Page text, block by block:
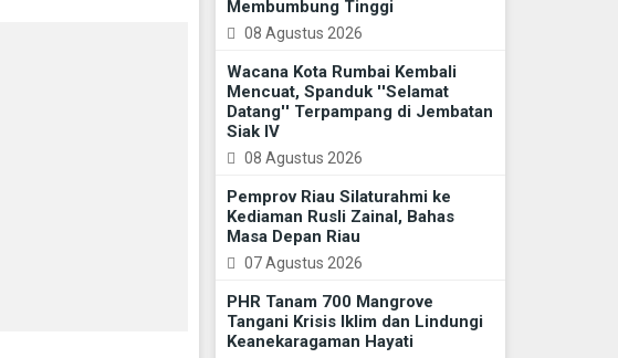
Membumbung Tinggi
08 Agustus 2026
Wacana Kota Rumbai Kembali
Mencuat, Spanduk ''Selamat
Datang'' Terpampang di Jembatan
Siak IV
08 Agustus 2026
Pemprov Riau Silaturahmi ke
Kediaman Rusli Zainal, Bahas
Masa Depan Riau
07 Agustus 2026
PHR Tanam 700 Mangrove
Tangani Krisis Iklim dan Lindungi
Keanekaragaman Hayati